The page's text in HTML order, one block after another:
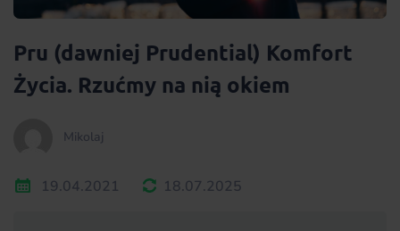
Pru (dawniej Prudential) Komfort
Życia. Rzućmy na nią okiem
Mikolaj
19.04.2021 18.07.2025